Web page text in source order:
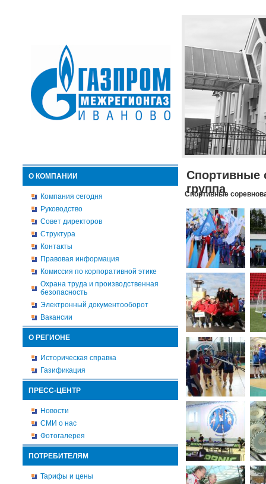
О КОМПАНИИ
Компания сегодня
Руководство
Совет директоров
Структура
Контакты
Правовая информация
Комиссия по корпоративной этике
Охрана труда и производственная
безопасность
Электронный документооборот
Вакансии
О РЕГИОНЕ
Историческая справка
Газификация
ПРЕСС-ЦЕНТР
Новости
СМИ о нас
Фотогалерея
ПОТРЕБИТЕЛЯМ
Тарифы и цены
Спортивные
группа
Спортивные